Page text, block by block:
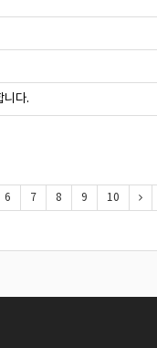
니다.
6 7 8 9 10